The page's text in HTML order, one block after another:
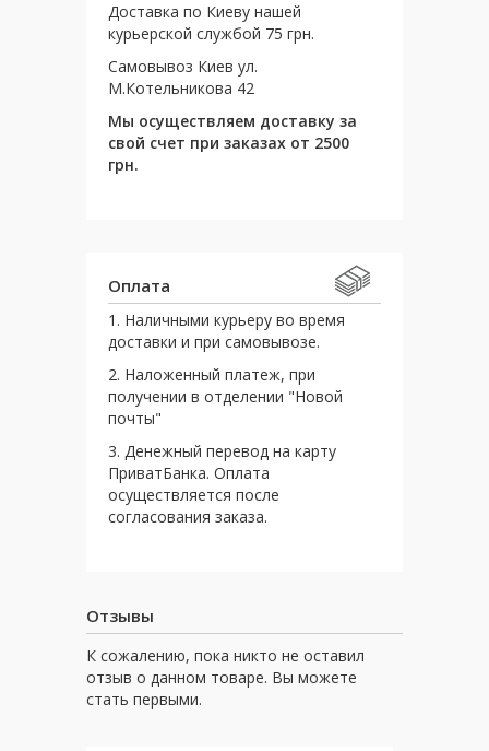
Доставка по Киеву нашей
курьерской службой 75 грн.
Самовывоз Киев ул.
М.Котельникова 42
Мы осуществляем доставку за
свой счет при заказах от 2500
грн.
Оплата
1. Наличными курьеру во время
доставки и при самовывозе.
2. Наложенный платеж, при
получении в отделении "Новой
почты"
3. Денежный перевод на карту
ПриватБанка. Оплата
осуществляется после
согласования заказа.
Отзывы
К сожалению, пока никто не оставил
отзыв о данном товаре. Вы можете
стать первыми.